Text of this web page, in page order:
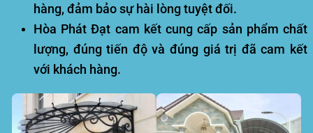
hàng, đảm bảo sự hài lòng tuyệt đối.
Hòa Phát Đạt cam kết cung cấp sản phẩm chất
lượng, đúng tiến độ và đúng giá trị đã cam kết
với khách hàng.